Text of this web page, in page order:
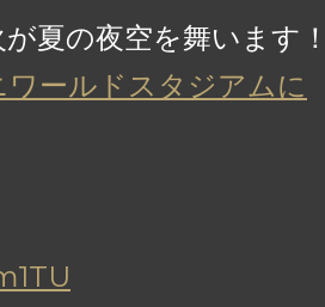
夏の夜空を舞います！
ールドスタジアムに